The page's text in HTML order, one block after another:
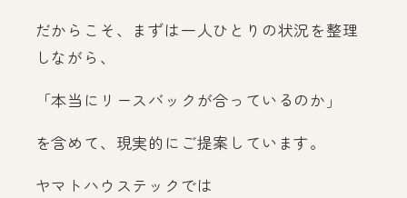
だからこそ、まずは一人ひとりの状況を整理
しながら、
「本当にリースバックが合っているのか」
を含めて、現実的にご提案しています。
ヤマトハウステックでは